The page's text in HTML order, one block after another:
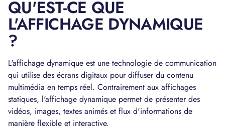
QU'EST-CE QUE
L'AFFICHAGE DYNAMIQUE
?
L'affichage dynamique est une technologie de communication
qui utilise des écrans digitaux pour diffuser du contenu
multimédia en temps réel. Contrairement aux affichages
statiques, l'affichage dynamique permet de présenter des
vidéos, images, textes animés et flux d'informations de
manière flexible et interactive.